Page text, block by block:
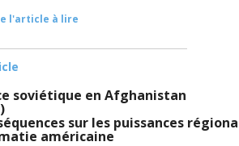
l'article à lire
soviétique en Afghanistan
sur les puissances
américaine